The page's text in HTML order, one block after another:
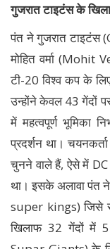
गुजरात टाइटंस के
पंत ने गुजरात टाइटंस
मोहित वर्मा
टी-20 विश्व कप के
उन्होंने केवल 43 गेंदों
में महत्वपूर्ण भूमिका
प्रदर्शन था।
चुनने वाले हैं, ऐसे में
था। इसके अलावा पंत
super kings) जिसे
खिलाफ 32 गेंदों में